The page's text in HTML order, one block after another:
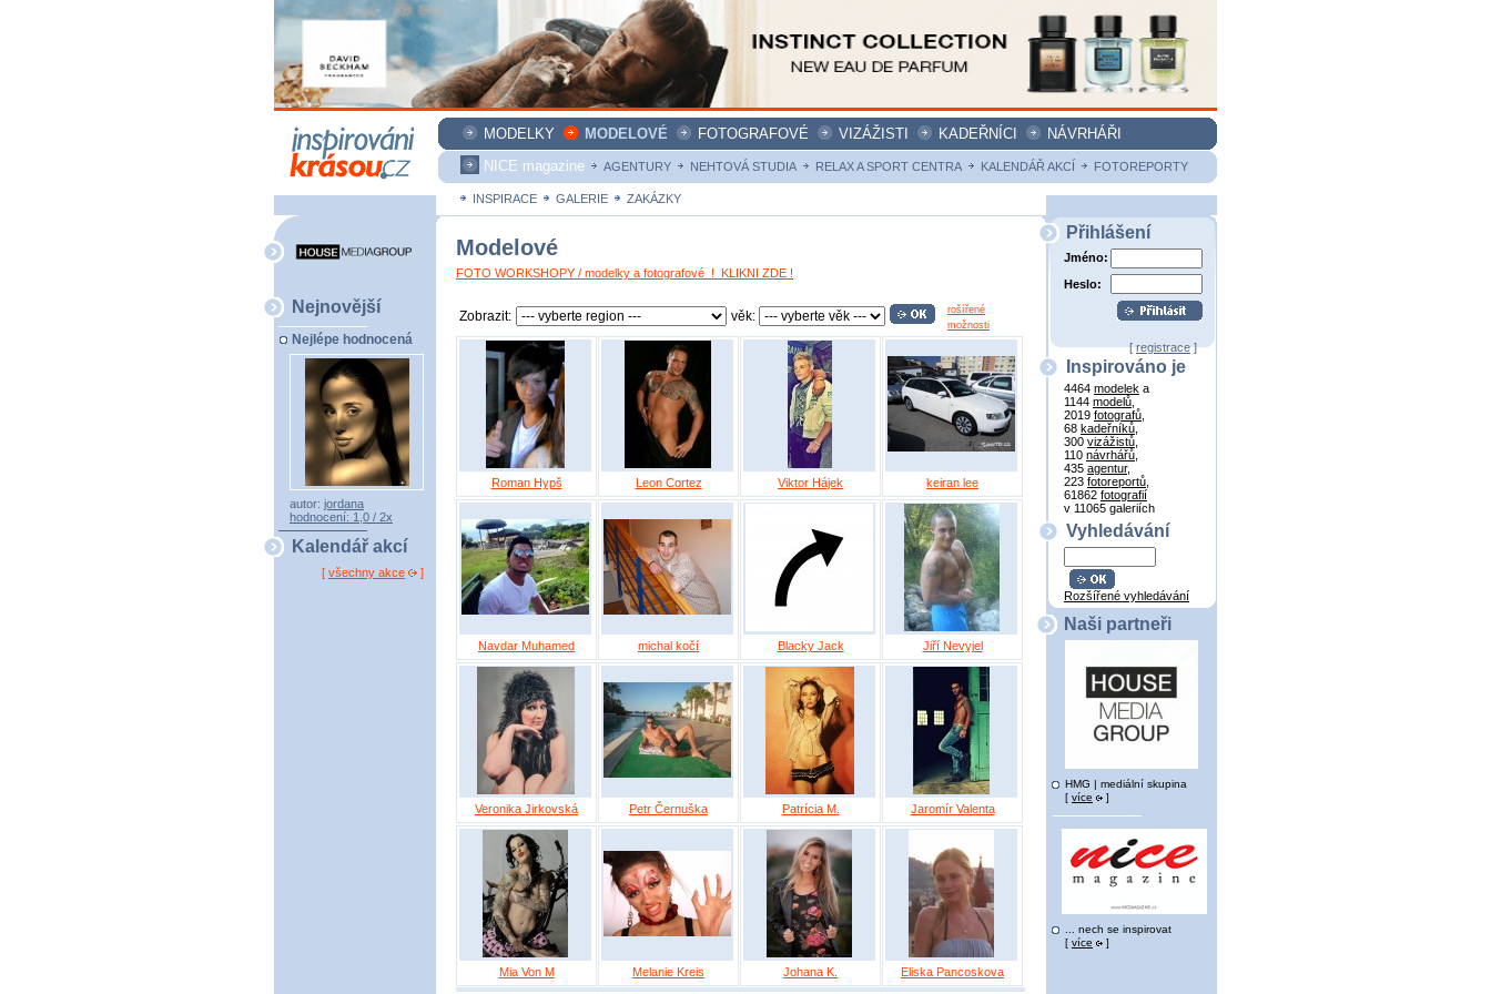
MODELKY MODELOVÉ FOTOGRAFOVÉ VIZÁŽISTI KADEŘNÍCI
NÁVRHÁŘI
NICE magazine
AGENTURY NEHTOVÁ STUDIA RELAX A SPORT CENTRA KALENDÁŘ AKCÍ FOTOREPORTY
INSPIRACE GALERIE ZAKÁZKY
Nejnovější
Nejlépe hodnocená
autor: jordana
hodnocení: 1,0 / 2x
Kalendář akcí
[ všechny akce ]
Modelové
FOTO WORKSHOPY / modelky a fotografové ! KLIKNI ZDE !
Zobrazit: věk:
rošířené
možnosti
Roman Hypš Leon Cortez Viktor Hájek keiran lee
Navdar Muhamed michal kočí Blacky Jack Jiří Nevyjel
Veronika Jirkovská Petr Černuška Patrícia M. Jaromír Valenta
Mia Von M Melanie Kreis Johana K. Eliska Pancoskova
Přihlášení
Jméno:
Heslo:
[registrace]
Inspirováno je
4464 modelek a
1144 modelů
2019 fotografů
68 kadeřníků
300 vizážistů
110 návrhářů
435 agentur,
223 fotoreportů
61862 fotografií
v 11065 galeriích
Vyhledávání
Rozšířené vyhledávání
Naši partneři
HMG | mediální skupina
[ více ]
... nech se inspirovat
[ více ]